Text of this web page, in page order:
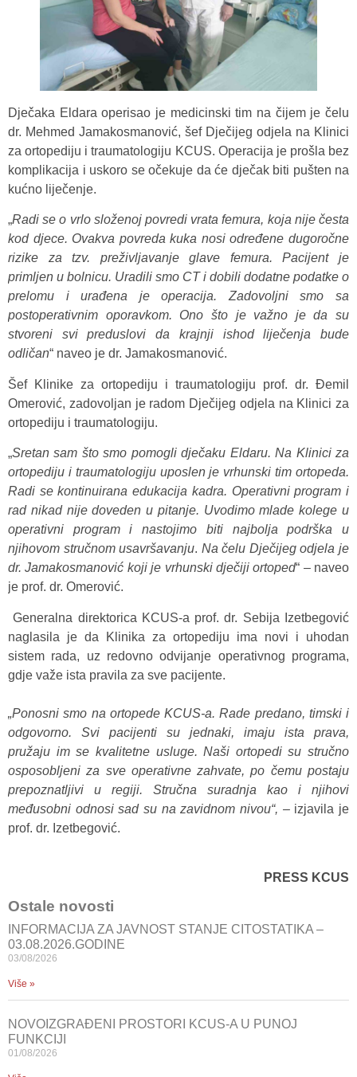
Dječaka Eldara operisao je medicinski tim na čijem je čelu
dr. Mehmed Jamakosmanović, šef Dječijeg odjela na Klinici
za ortopediju i traumatologiju KCUS. Operacija je prošla bez
komplikacija i uskoro se očekuje da će dječak biti pušten na
kućno liječenje.
„Radi se o vrlo složenoj povredi vrata femura, koja nije česta
kod djece. Ovakva povreda kuka nosi određene dugoročne
rizike za tzv. preživljavanje glave femura. Pacijent je
primljen u bolnicu. Uradili smo CT i dobili dodatne podatke o
prelomu i urađena je operacija. Zadovoljni smo sa
postoperativnim oporavkom. Ono što je važno je da su
stvoreni svi preduslovi da krajnji ishod liječenja bude
odličan“ naveo je dr. Jamakosmanović.
Šef Klinike za ortopediju i traumatologiju prof. dr. Đemil
Omerović, zadovoljan je radom Dječijeg odjela na Klinici za
ortopediju i traumatologiju.
„Sretan sam što smo pomogli dječaku Eldaru. Na Klinici za
ortopediju i traumatologiju uposlen je vrhunski tim ortopeda.
Radi se kontinuirana edukacija kadra. Operativni program i
rad nikad nije doveden u pitanje. Uvodimo mlade kolege u
operativni program i nastojimo biti najbolja podrška u
njihovom stručnom usavršavanju. Na čelu Dječijeg odjela je
dr. Jamakosmanović koji je vrhunski dječiji ortoped“ – naveo
je prof. dr. Omerović.
Generalna direktorica KCUS-a prof. dr. Sebija Izetbegović
naglasila je da Klinika za ortopediju ima novi i uhodan
sistem rada, uz redovno odvijanje operativnog programa,
gdje važe ista pravila za sve pacijente.
„Ponosni smo na ortopede KCUS-a. Rade predano, timski i
odgovorno. Svi pacijenti su jednaki, imaju ista prava,
pružaju im se kvalitetne usluge. Naši ortopedi su stručno
osposobljeni za sve operativne zahvate, po čemu postaju
prepoznatljivi u regiji. Stručna suradnja kao i njihovi
međusobni odnosi sad su na zavidnom nivou“, – izjavila je
prof. dr. Izetbegović.
PRESS KCUS
Ostale novosti
INFORMACIJA ZA JAVNOST STANJE CITOSTATIKA –
03.08.2026.GODINE
03/08/2026
Više »
NOVOIZGRAĐENI PROSTORI KCUS-A U PUNOJ
FUNKCIJI
01/08/2026